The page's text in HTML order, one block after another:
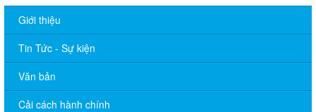
Giới thiệu
Tin Tức - Sự kiện
Văn bản
Cải cách hành chính